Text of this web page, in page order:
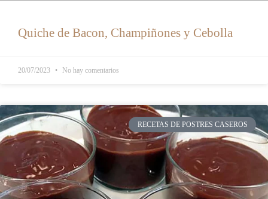
Quiche de Bacon, Champiñones y Cebolla
20/07/2023 No hay comentarios
RECETAS DE POSTRES CASEROS